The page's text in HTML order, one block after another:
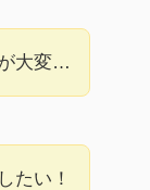
大変…
たい！